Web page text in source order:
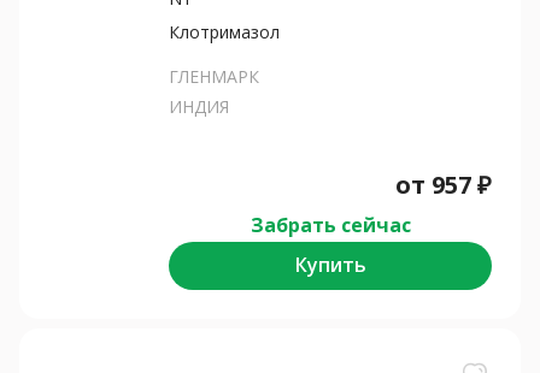
Клотримазол
ГЛЕНМАРК
ИНДИЯ
от 957₽
Забрать сейчас
Купить